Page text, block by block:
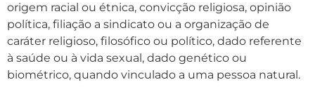
origem racial ou étnica, convicção religiosa, opinião
política, filiação a sindicato ou a organização de
caráter religioso, filosófico ou político, dado referente
à saúde ou à vida sexual, dado genético ou
biométrico, quando vinculado a uma pessoa natural.